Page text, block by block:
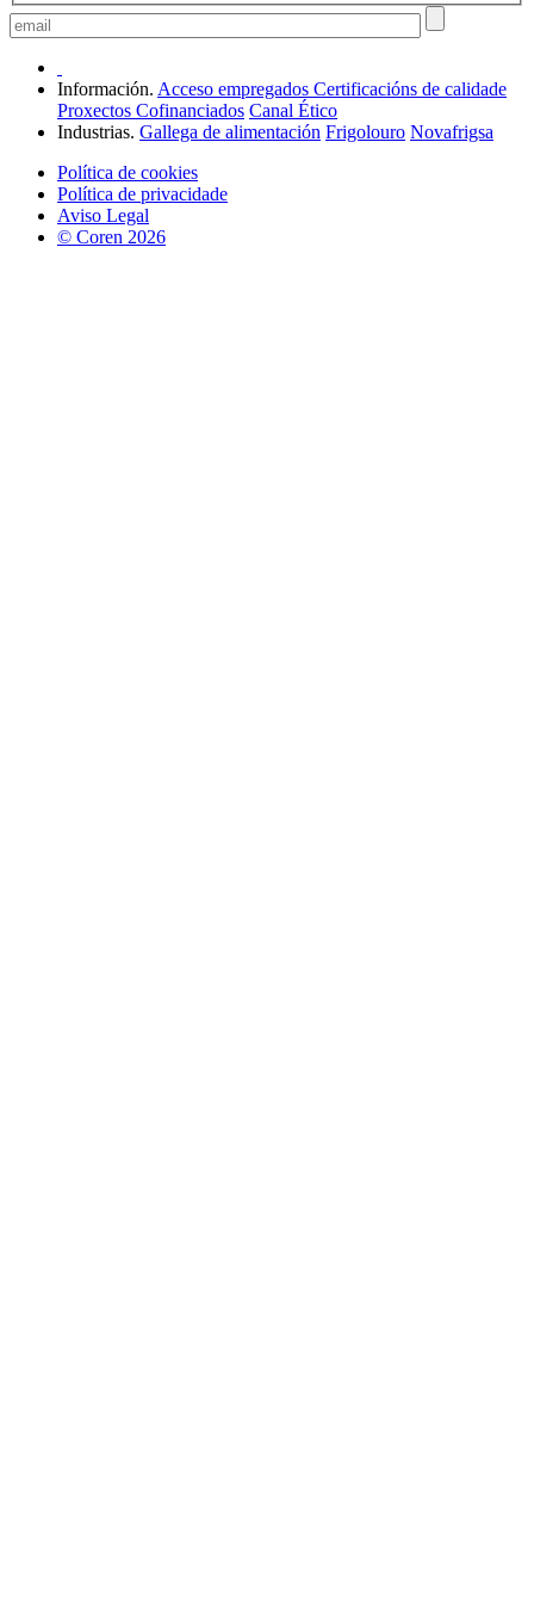
Información. Acceso empregados Certificacións de calidade
Proxectos Cofinanciados Canal Ético
Industrias. Gallega de alimentación Frigolouro Novafrigsa
Política de cookies
Política de privacidade
Aviso Legal
© Coren 2026